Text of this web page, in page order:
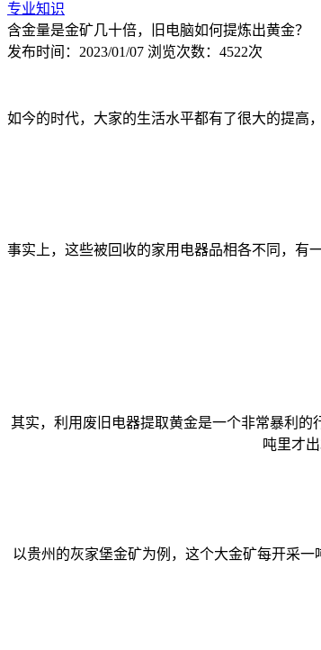
专业知识
含金量是金矿几十倍，旧电脑如何提炼出黄金？
发布时间：2023/01/07 浏览次数：4522次
如今的时代，大家的生活水平都有了很大的提高
事实上，这些被回收的家用电器品相各不同，有
其实，利用废旧电器提取黄金是一个非常暴利
吨里才
以贵州的灰家堡金矿为例，这个大金矿每开采